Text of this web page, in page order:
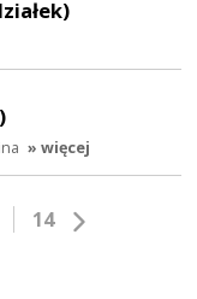
» więcej
14